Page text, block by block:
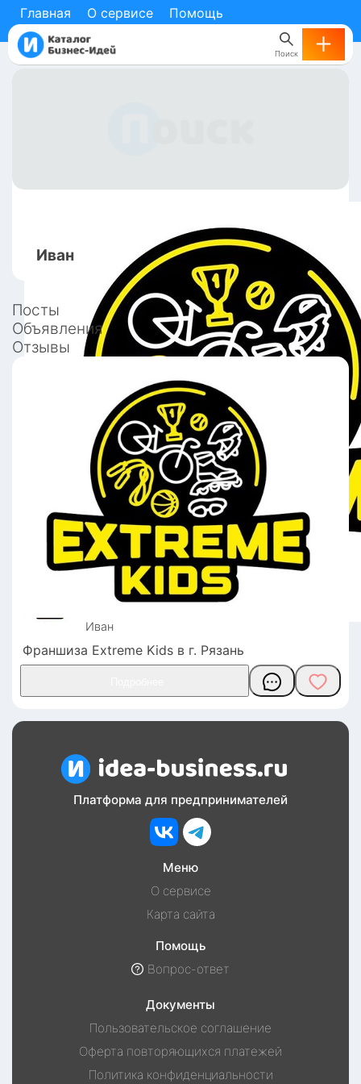
Главная О сервисе Помощь
Поиск
Иван
Посты
Объявления
Отзывы
Иван
Франшиза Extreme Kids в г. Рязань
Платформа для предпринимателей
Меню
О сервисе
Карта сайта
Помощь
Вопрос-ответ
Документы
Пользовательское соглашение
Оферта повторяющихся платежей
Политика конфиденциальности